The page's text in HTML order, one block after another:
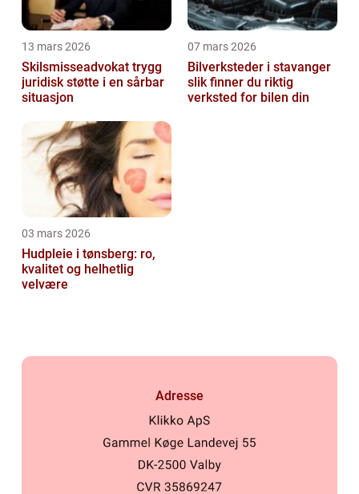
13 mars 2026
Skilsmisseadvokat trygg
juridisk støtte i en sårbar
situasjon
07 mars 2026
Bilverksteder i stavanger
slik finner du riktig
verksted for bilen din
03 mars 2026
Hudpleie i tønsberg: ro,
kvalitet og helhetlig
velvære
Adresse